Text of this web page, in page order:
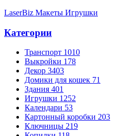
LaserBiz Макеты Игрушки
Категории
Транспорт 1010
Выкройки 178
Декор 3403
Домики для кошек 71
Здания 401
Игрушки 1252
Календари 53
Картонный коробки 203
Ключницы 219